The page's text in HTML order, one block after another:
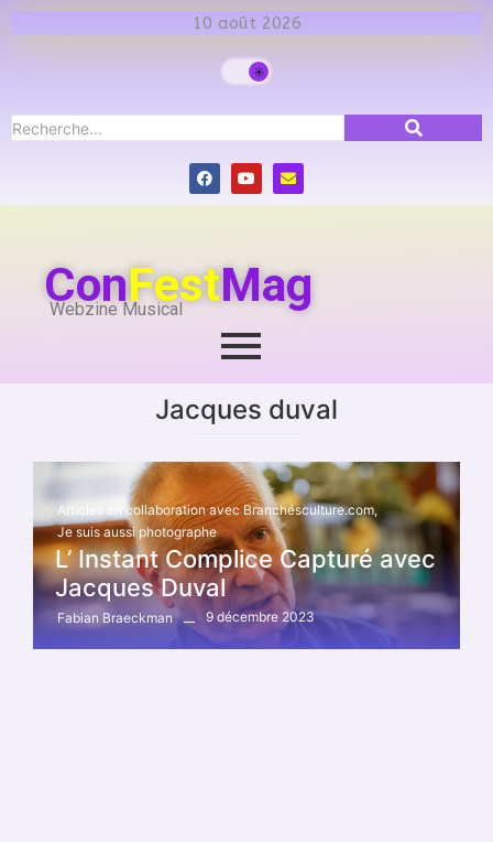
10 août 2026
ConFestMag
Webzine Musical
Jacques duval
Articles en collaboration avec Branchésculture.com,
Je suis aussi photographe
L’ Instant Complice Capturé avec
Jacques Duval
Fabian Braeckman 9 décembre 2023